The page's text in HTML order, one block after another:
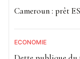
Cameroun : prêt
ECONOMIE